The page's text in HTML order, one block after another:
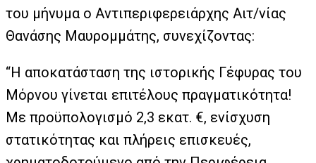
του μήνυμα ο Αντιπεριφερειάρχης Αιτ/νίας
Θανάσης Μαυρομμάτης, συνεχίζοντας:
“Η αποκατάσταση της ιστορικής Γέφυρας του
Μόρνου γίνεται επιτέλους πραγματικότητα!
Με προϋπολογισμό 2,3 εκατ. €, ενίσχυση
στατικότητας και πλήρεις επισκευές,